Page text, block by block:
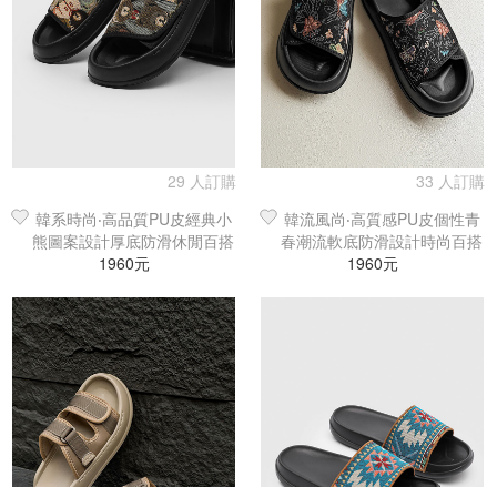
29 人訂購
韓系時尚‧高品質PU皮經典小
熊圖案設計厚底防滑休閒百搭
涼拖鞋
1960元
33 人訂購
韓流風尚‧高質感PU皮個性青
春潮流軟底防滑設計時尚百搭
休閒涼拖鞋
1960元